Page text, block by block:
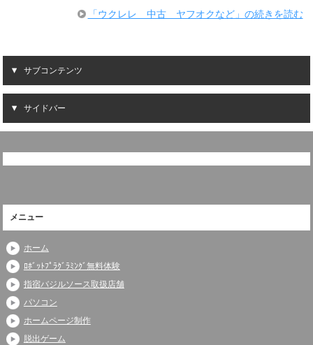
「ウクレレ 中古 ヤフオクなど」の続きを読む
サブコンテンツ
サイドバー
メニュー
ホーム
ﾛﾎﾞｯﾄﾌﾟﾗｸﾞﾗﾐﾝｸﾞ無料体験
指宿バジルソース取扱店舗
パソコン
ホームページ制作
脱出ゲーム